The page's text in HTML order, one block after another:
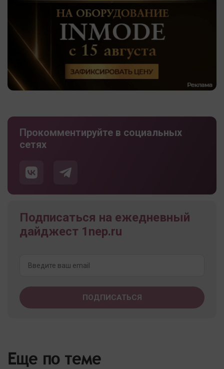
Прокомментируйте в социальных
сетях
Подписаться на ежедневный
дайджест 1nep.ru
Еще по теме